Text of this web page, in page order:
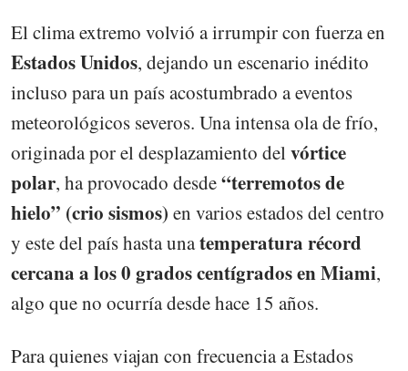
El clima extremo volvió a irrumpir con fuerza en
Estados Unidos, dejando un escenario inédito
incluso para un país acostumbrado a eventos
meteorológicos severos. Una intensa ola de frío,
originada por el desplazamiento delvórtice
polar, ha provocado desde“terremotos de
hielo” (crio sismos) en varios estados del centro
y este del país hasta unatemperatura récord
cercana a los 0 grados centígrados en Miami,
algo que no ocurría desde hace 15 años.
Para quienes viajan con frecuencia a Estados